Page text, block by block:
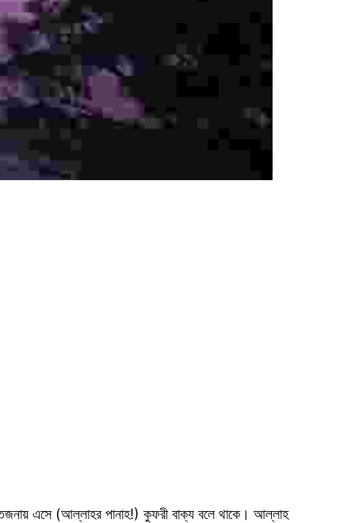
এসে (আল্লাহর পানাহ!) কুফরী বাক্য বলে থাকে। আল্লাহ